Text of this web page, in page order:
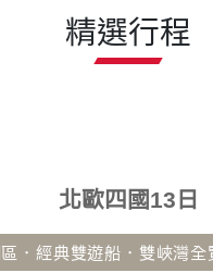
精選行程
國13日
雙峽灣全覽